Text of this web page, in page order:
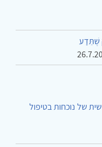
שֶׁתֵּדַע
של נוכחות בטיפול